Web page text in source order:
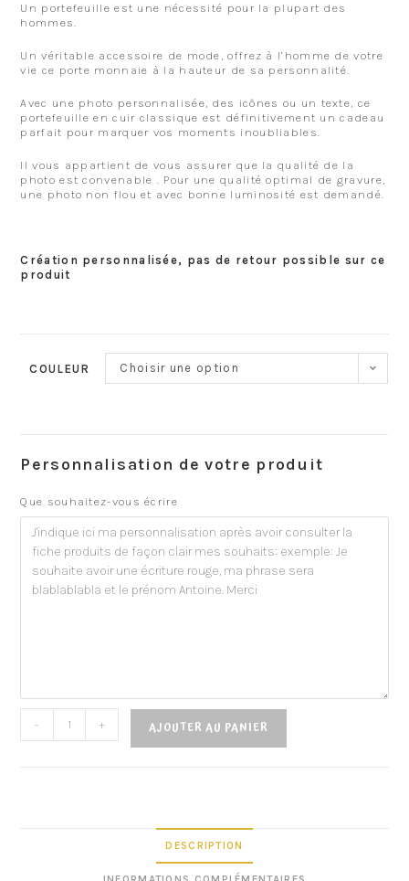
Un portefeuille est une nécessité pour la plupart des
hommes.
Un véritable accessoire de mode, offrez à l’homme de votre
vie ce porte monnaie à la hauteur de sa personnalité.
Avec une photo personnalisée, des icônes ou un texte, ce
portefeuille en cuir classique est définitivement un cadeau
parfait pour marquer vos moments inoubliables.
Il vous appartient de vous assurer que la qualité de la
photo est convenable . Pour une qualité optimal de gravure,
une photo non flou et avec bonne luminosité est demandé.
Création personnalisée, pas de retour possible sur ce
produit
COULEUR Choisir une option
Personnalisation de votre produit
Que souhaitez-vous écrire
- + AJOUTER AU PANIER
DESCRIPTION